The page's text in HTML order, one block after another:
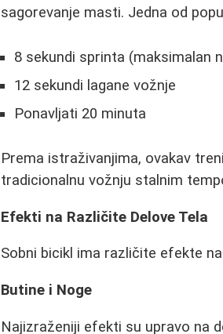
sagorevanje masti. Jedna od
8 sekundi sprinta (maksimalan
12 sekundi lagane vožnje
Ponavljati 20 minuta
Prema istraživanjima, ovakav
tradicionalnu vožnju stalnim
Efekti na Različite Delove Tela
Sobni bicikl ima različite efekte
Butine i Noge
Najizraženiji efekti su upravo na